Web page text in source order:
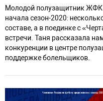
Молодой полузащитник
начала сезон-2020:
составе, а в поединке с
встречи. Таня рассказала
конкуренции в центре
поддержке болельщиков.